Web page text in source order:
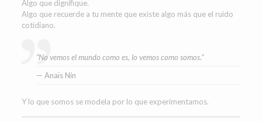
Algo que dignifique.
Algo que recuerde a tu mente que existe algo más que el ruido
cotidiano.
“No vemos el mundo como es, lo vemos como somos.”
— Anaïs Nin
Y lo que somos se modela por lo que experimentamos.